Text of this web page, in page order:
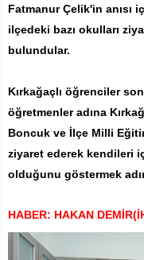
Fatmanur Çelik'in anısı
ilçedeki bazı okulları
bulundular.
Kırkağaçlı öğrenciler
öğretmenler adına
Boncuk ve İlçe Milli
ziyaret ederek kendileri
olduğunu göstermek
HABER: HAKAN